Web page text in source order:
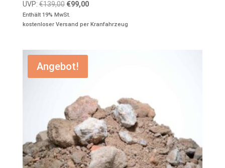
UVP: €139,00 Ursprünglicher
Preis
war:
€99,00Aktueller
ist:
Enthält 19% MwSt.
kostenloser Versand per Kranfahrzeug
Angebot!